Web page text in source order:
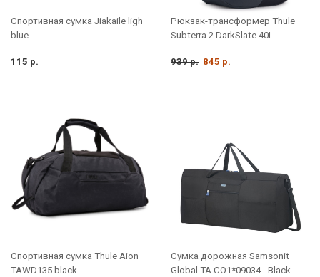
Спортивная сумка Jiakaile ligh
blue
115 р.
Рюкзак-трансформер Thule
Subterra 2 DarkSlate 40L
939 р. 845 р.
Спортивная сумка Thule Aion
TAWD135 black
Сумка дорожная Samsonit
Global TA CO1*09034 - Black